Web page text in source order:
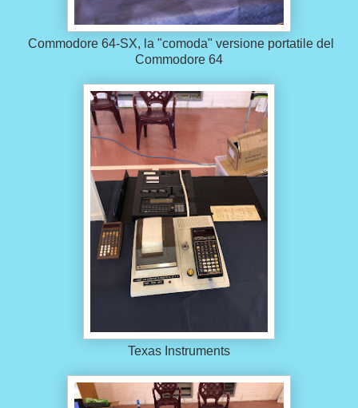
Commodore 64-SX, la "comoda" versione portatile del
Commodore 64
Texas Instruments